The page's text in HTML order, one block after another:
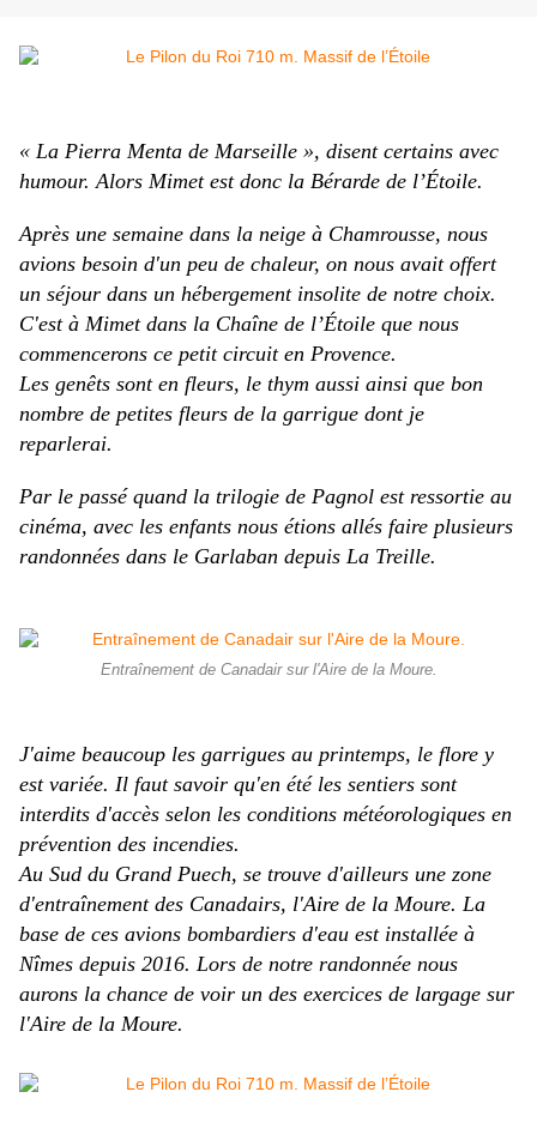
« La Pierra Menta de Marseille », disent certains avec
humour. Alors Mimet est donc la Bérarde de l’Étoile.
Après une semaine dans la neige à Chamrousse, nous
avions besoin d'un peu de chaleur, on nous avait offert
un séjour dans un hébergement insolite de notre choix.
C'est à Mimet dans la Chaîne de l’Étoile que nous
commencerons ce petit circuit en Provence.
Les genêts sont en fleurs, le thym aussi ainsi que bon
nombre de petites fleurs de la garrigue dont je
reparlerai.
Par le passé quand la trilogie de Pagnol est ressortie au
cinéma, avec les enfants nous étions allés faire plusieurs
randonnées dans le Garlaban depuis La Treille.
Entraînement de Canadair sur l'Aire de la Moure.
J'aime beaucoup les garrigues au printemps, le flore y
est variée. Il faut savoir qu'en été les sentiers sont
interdits d'accès selon les conditions météorologiques en
prévention des incendies.
Au Sud du Grand Puech, se trouve d'ailleurs une zone
d'entraînement des Canadairs, l'Aire de la Moure. La
base de ces avions bombardiers d'eau est installée à
Nîmes depuis 2016. Lors de notre randonnée nous
aurons la chance de voir un des exercices de largage sur
l'Aire de la Moure.